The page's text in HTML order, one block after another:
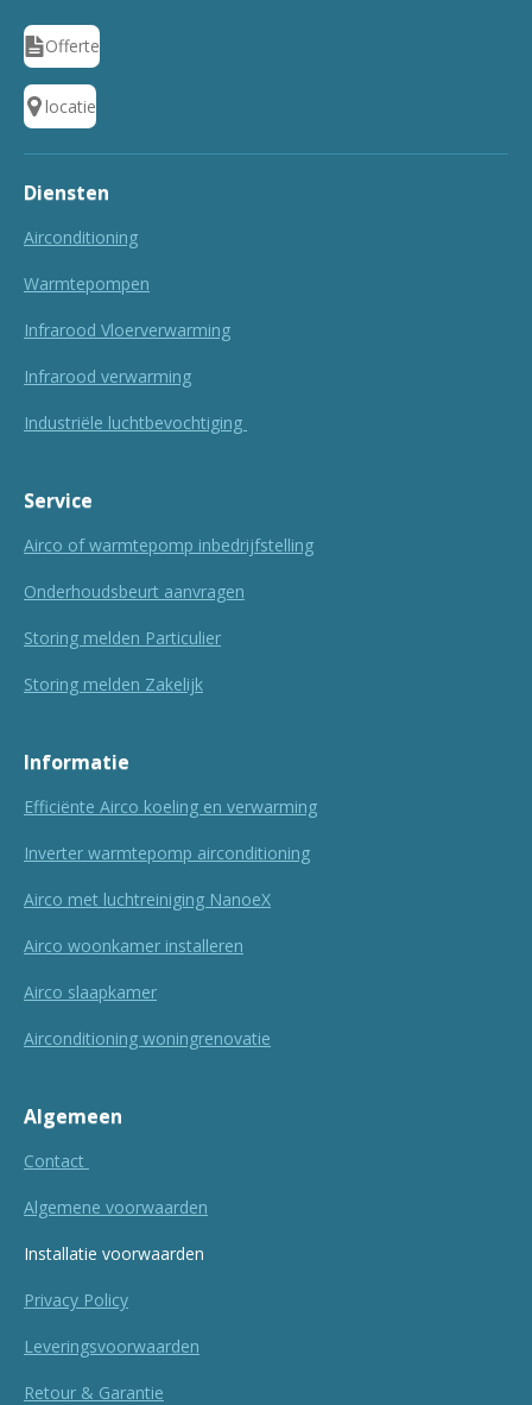
Offerte
locatie
Diensten
Airconditioning
Warmtepompen
Infrarood Vloerverwarming
Infrarood verwarming
Industriële luchtbevochtiging
Service
Airco of warmtepomp inbedrijfstelling
Onderhoudsbeurt aanvragen
Storing melden Particulier
Storing melden Zakelijk
Informatie
Efficiënte Airco koeling en verwarming
Inverter warmtepomp airconditioning
Airco met luchtreiniging NanoeX
Airco woonkamer installeren
Airco slaapkamer
Airconditioning woningrenovatie
Algemeen
Contact
Algemene voorwaarden
Installatie voorwaarden
Privacy Policy
Leveringsvoorwaarden
Retour & Garantie